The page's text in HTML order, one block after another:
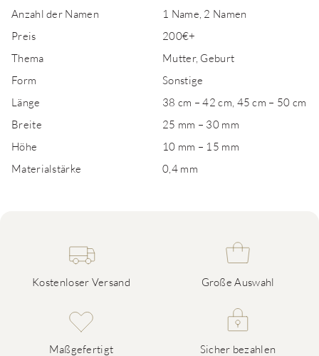
Anzahl der Namen
1 Name, 2 Namen
Preis
200€+
Thema
Mutter, Geburt
Form
Sonstige
Länge
38 cm – 42 cm, 45 cm – 50 cm
Breite
25 mm – 30 mm
Höhe
10 mm – 15 mm
Materialstärke
0,4 mm
Kostenloser Versand Große Auswahl
Maßgefertigt Sicher bezahlen